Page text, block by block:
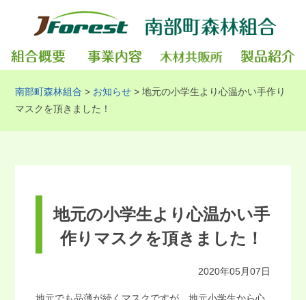
南部町森林組合 > お知らせ >地元の小学生より心温かい手作り
マスクを頂きました！
地元の小学生より心温かい手
作りマスクを頂きました！
2020年05月07日